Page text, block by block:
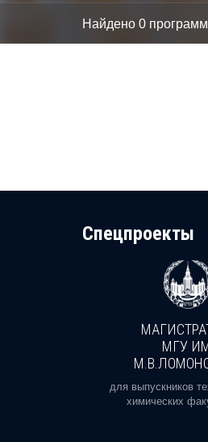
Найдено 0 программ
Cпецпроекты
МГУ
для выпускников
химических